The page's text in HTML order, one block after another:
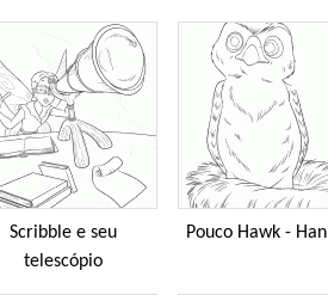
Scribble e seu
telescópio
Pouco Hawk -